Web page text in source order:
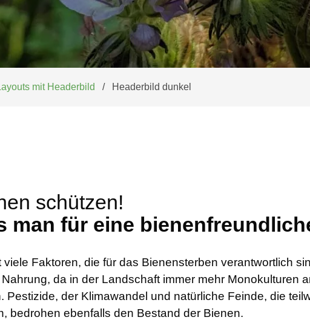
mit Headerbild Headerbild dunkel
schützen!
man für eine
viele Faktoren, die für das Bienensterben verantwortlich
da in der Landschaft immer mehr Monokulturen
Pestizide, der Klimawandel und natürliche Feinde, die
bedrohen ebenfalls den Bestand der Bienen.